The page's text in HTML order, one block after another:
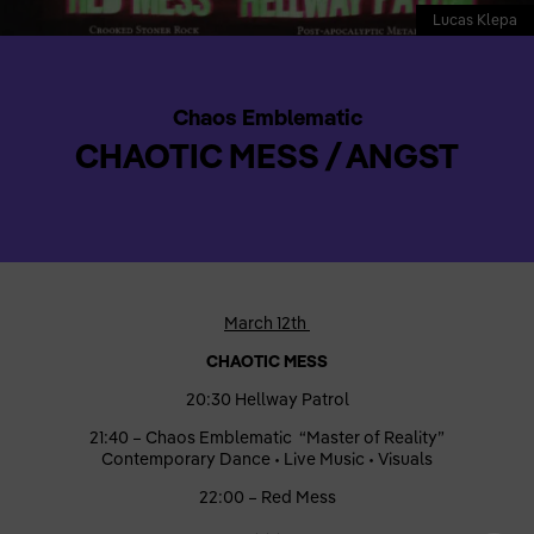
Lucas Klepa
Chaos Emblematic
CHAOTIC MESS / ANGST
March 12th
CHAOTIC MESS
20:30 Hellway Patrol
21:40 – Chaos Emblematic “Master of Reality”
Contemporary Dance • Live Music • Visuals
22:00 – Red Mess